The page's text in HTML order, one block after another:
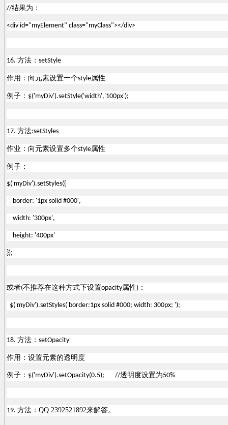
//结果为：
<div id="myElement" class="myClass"></div>
16. 方法： setStyle
作用：向元素设置一个style属性
例子： $('myDiv').setStyle('width','100px');
17. 方法:setStyles
作业：向元素设置多个style属性
例子：
$('myDiv').setStyles({
border: '1px solid #000',
width: '300px',
height: '400px'
});
或者(不推荐在这种方式下设置opacity属性) ：
$('myDiv').setStyles('border:1px solid #000; width: 300px; ');
18. 方法： setOpacity
作用：设置元素的透明度
例子： $('myDiv').setOpacity(0.5); //透明度设置为50%
19. 方法： QQ:2392521892来解答。